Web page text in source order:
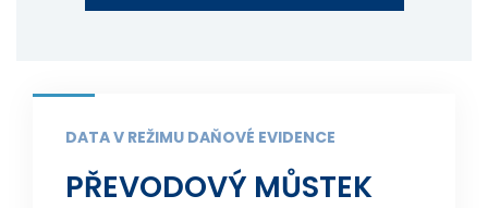
DATA V REŽIMU DAŇOVÉ EVIDENCE
PŘEVODOVÝ MŮSTEK